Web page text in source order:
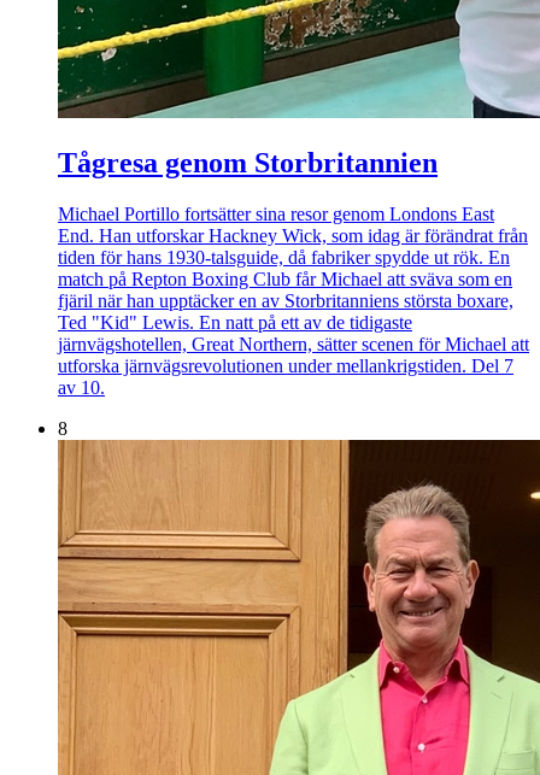
Tågresa genom Storbritannien
Michael Portillo fortsätter sina resor genom Londons East
End. Han utforskar Hackney Wick, som idag är förändrat från
tiden för hans 1930-talsguide, då fabriker spydde ut rök. En
match på Repton Boxing Club får Michael att sväva som en
fjäril när han upptäcker en av Storbritanniens största boxare,
Ted "Kid" Lewis. En natt på ett av de tidigaste
järnvägshotellen, Great Northern, sätter scenen för Michael att
utforska järnvägsrevolutionen under mellankrigstiden. Del 7
av 10.
8